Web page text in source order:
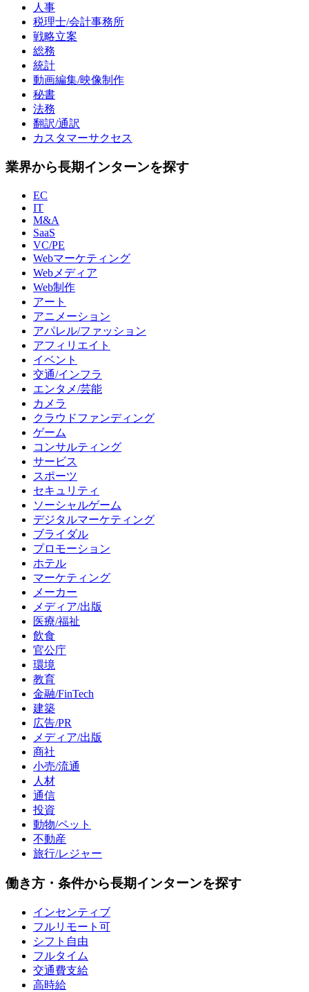
人事
税理士/会計事務所
戦略立案
総務
統計
動画編集/映像制作
秘書
法務
翻訳/通訳
カスタマーサクセス
業界から長期インターンを探す
EC
IT
M&A
SaaS
VC/PE
Webマーケティング
Webメディア
Web制作
アート
アニメーション
アパレル/ファッション
アフィリエイト
イベント
交通/インフラ
エンタメ/芸能
カメラ
クラウドファンディング
ゲーム
コンサルティング
サービス
スポーツ
セキュリティ
ソーシャルゲーム
デジタルマーケティング
ブライダル
プロモーション
ホテル
マーケティング
メーカー
メディア/出版
医療/福祉
飲食
官公庁
環境
教育
金融/FinTech
建築
広告/PR
メディア/出版
商社
小売/流通
人材
通信
投資
動物/ペット
不動産
旅行/レジャー
働き方・条件から長期インターンを探す
インセンティブ
フルリモート可
シフト自由
フルタイム
交通費支給
高時給